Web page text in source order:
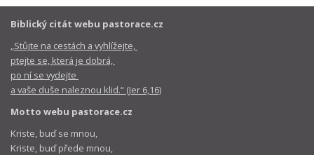
Biblický citát webu pastorace.cz
„Stůjte na cestách a vyhlížejte,
ptejte se, která je dobrá,
po ní se vydejte
a vaše duše naleznou klid.“ (Jer 6,16)
Motto webu pastorace.cz
Kriste, buď se mnou,
Kriste, buď přede mnou,